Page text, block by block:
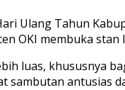
Ulang Tahun
OKI membuka
luas, khususnya
sambutan antusias